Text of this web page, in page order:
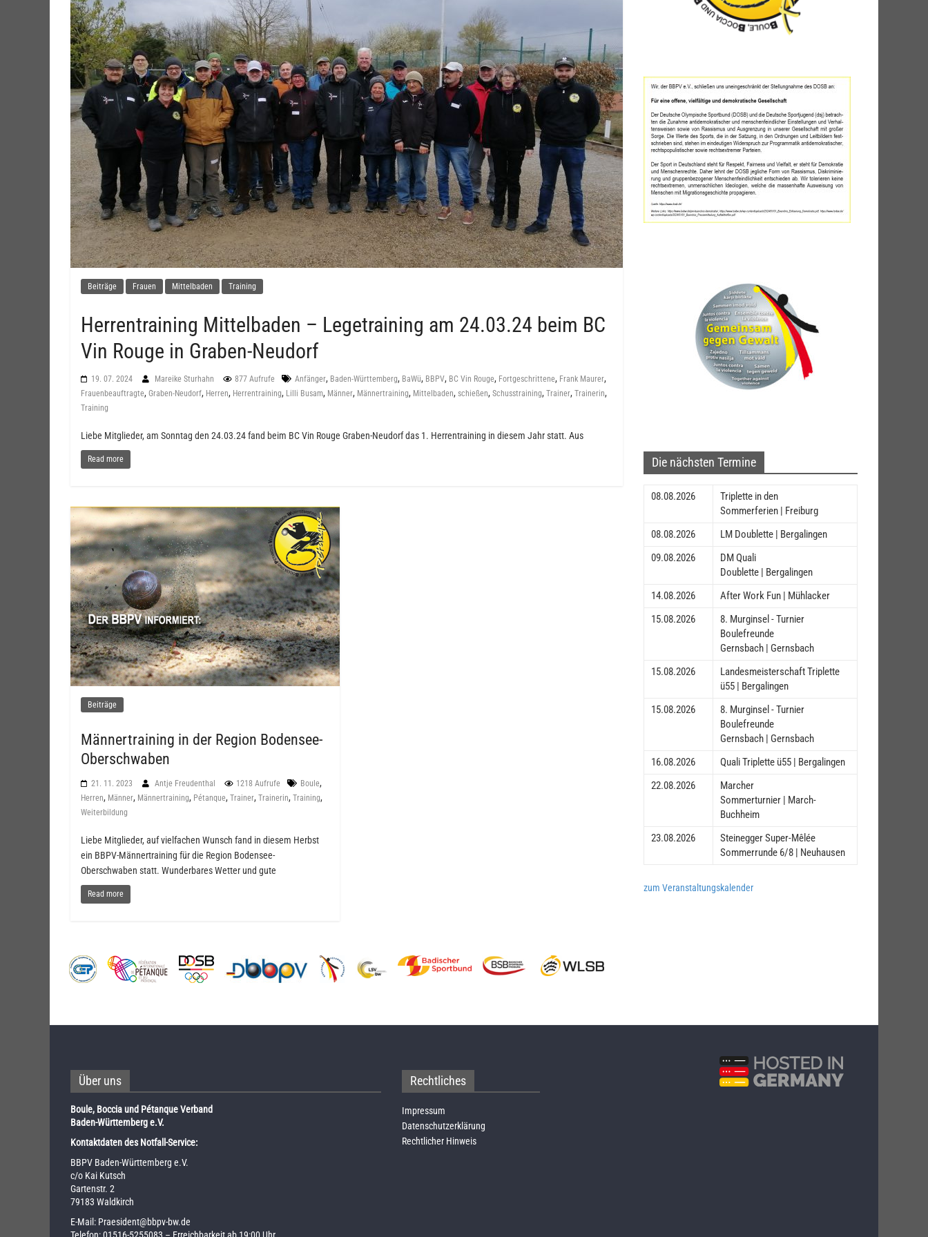
Beiträge Frauen Mittelbaden Training
Herrentraining Mittelbaden – Legetraining am 24.03.24 beim BC
Vin Rouge in Graben-Neudorf
19. 07. 2024 Mareike Sturhahn 877 Aufrufe Anfänger, Baden-Württemberg, BaWü, BBPV, BC Vin Rouge, Fortgeschrittene, Frank Maurer,
Frauenbeauftragte, Graben-Neudorf, Herren, Herrentraining, Lilli Busam, Männer, Männertraining, Mittelbaden, schießen, Schusstraining, Trainer, Trainerin,
Training
Liebe Mitglieder, am Sonntag den 24.03.24 fand beim BC Vin Rouge Graben-Neudorf das 1. Herrentraining in diesem Jahr statt. Aus
Read more
Beiträge
Männertraining in der Region Bodensee-
Oberschwaben
21. 11. 2023 Antje Freudenthal 1218 Aufrufe Boule,
Herren, Männer, Männertraining, Pétanque, Trainer, Trainerin, Training,
Weiterbildung
Liebe Mitglieder, auf vielfachen Wunsch fand in diesem Herbst
ein BBPV-Männertraining für die Region Bodensee-
Oberschwaben statt. Wunderbares Wetter und gute
Read more
Die nächsten Termine
08.08.2026
Triplette in den
Sommerferien | Freiburg
08.08.2026
LM Doublette | Bergalingen
09.08.2026
DM Quali
Doublette | Bergalingen
14.08.2026
After Work Fun | Mühlacker
15.08.2026
8. Murginsel - Turnier
Boulefreunde
Gernsbach | Gernsbach
15.08.2026
Landesmeisterschaft Triplette
ü55 | Bergalingen
15.08.2026
8. Murginsel - Turnier
Boulefreunde
Gernsbach | Gernsbach
16.08.2026
Quali Triplette ü55 | Bergalingen
22.08.2026
Marcher
Sommerturnier | March-
Buchheim
23.08.2026
Steinegger Super-Mêlée
Sommerrunde 6/8 | Neuhausen
zum Veranstaltungskalender
Über uns
Boule, Boccia und Pétanque Verband
Baden-Württemberg e.V.
Kontaktdaten des Notfall-Service:
BBPV Baden-Württemberg e.V.
c/o Kai Kutsch
Gartenstr. 2
79183 Waldkirch
E-Mail: Praesident@bbpv-bw.de
Telefon:01516-5255083 – Erreichbarkeit ab 19:00 Uhr
Rechtliches
Impressum
Datenschutzerklärung
Rechtlicher Hinweis